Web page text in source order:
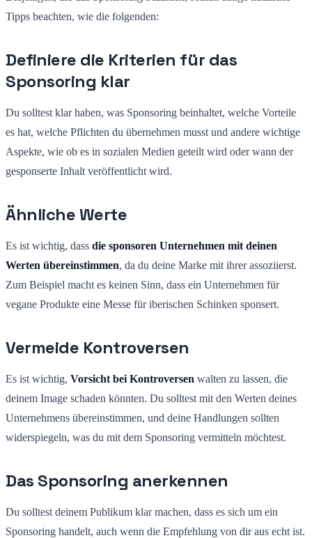
Tipps beachten, wie die folgenden:
Definiere die Kriterien für das
Sponsoring klar
Du solltest klar haben, was Sponsoring beinhaltet, welche Vorteile
es hat, welche Pflichten du übernehmen musst und andere wichtige
Aspekte, wie ob es in sozialen Medien geteilt wird oder wann der
gesponserte Inhalt veröffentlicht wird.
Ähnliche Werte
Es ist wichtig, dass die sponsoren Unternehmen mit deinen
Werten übereinstimmen, da du deine Marke mit ihrer assoziierst.
Zum Beispiel macht es keinen Sinn, dass ein Unternehmen für
vegane Produkte eine Messe für iberischen Schinken sponsert.
Vermeide Kontroversen
Es ist wichtig, Vorsicht bei Kontroversen walten zu lassen, die
deinem Image schaden könnten. Du solltest mit den Werten deines
Unternehmens übereinstimmen, und deine Handlungen sollten
widerspiegeln, was du mit dem Sponsoring vermitteln möchtest.
Das Sponsoring anerkennen
Du solltest deinem Publikum klar machen, dass es sich um ein
Sponsoring handelt, auch wenn die Empfehlung von dir aus echt ist.